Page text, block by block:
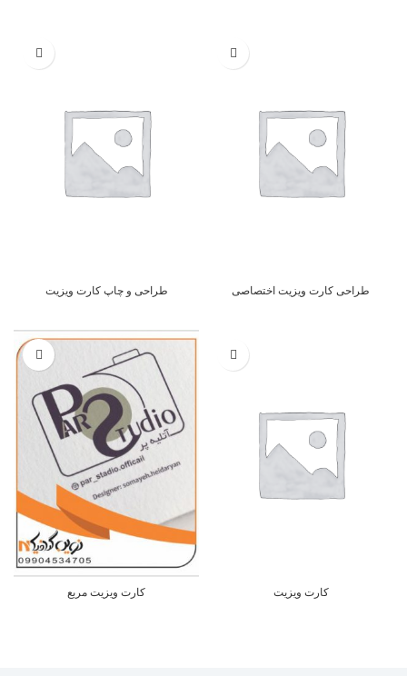
طراحی کارت ویزیت اختصاصی طراحی و چاپ کارت ویزیت
کارت ویزیت کارت ویزیت مربع